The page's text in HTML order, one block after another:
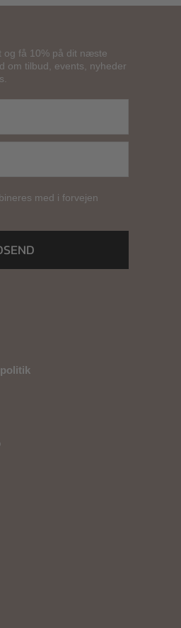
og få 10% på dit næste
om tilbud, events, nyheder
med i forvejen